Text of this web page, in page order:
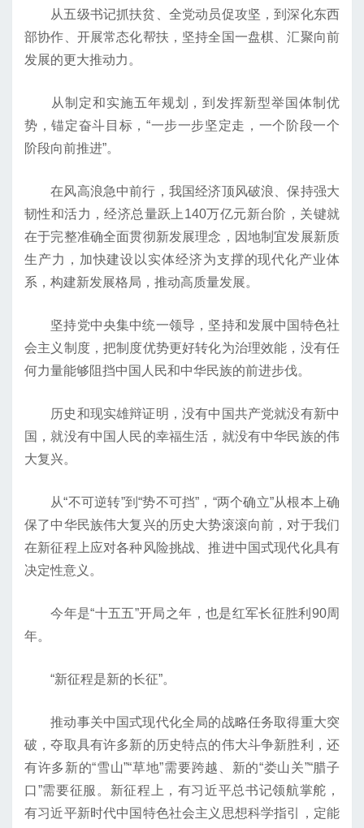
从五级书记抓扶贫、全党动员促攻坚，到深化东西
部协作、开展常态化帮扶，坚持全国一盘棋、汇聚向前
发展的更大推动力。
从制定和实施五年规划，到发挥新型举国体制优
势，锚定奋斗目标，“一步一步坚定走，一个阶段一个
阶段向前推进”。
在风高浪急中前行，我国经济顶风破浪、保持强大
韧性和活力，经济总量跃上140万亿元新台阶，关键就
在于完整准确全面贯彻新发展理念，因地制宜发展新质
生产力，加快建设以实体经济为支撑的现代化产业体
系，构建新发展格局，推动高质量发展。
坚持党中央集中统一领导，坚持和发展中国特色社
会主义制度，把制度优势更好转化为治理效能，没有任
何力量能够阻挡中国人民和中华民族的前进步伐。
历史和现实雄辩证明，没有中国共产党就没有新中
国，就没有中国人民的幸福生活，就没有中华民族的伟
大复兴。
从“不可逆转”到“势不可挡”，“两个确立”从根本上确
保了中华民族伟大复兴的历史大势滚滚向前，对于我们
在新征程上应对各种风险挑战、推进中国式现代化具有
决定性意义。
今年是“十五五”开局之年，也是红军长征胜利90周
年。
“新征程是新的长征”。
推动事关中国式现代化全局的战略任务取得重大突
破，夺取具有许多新的历史特点的伟大斗争新胜利，还
有许多新的“雪山”“草地”需要跨越、新的“娄山关”“腊子
口”需要征服。新征程上，有习近平总书记领航掌舵，
有习近平新时代中国特色社会主义思想科学指引，定能